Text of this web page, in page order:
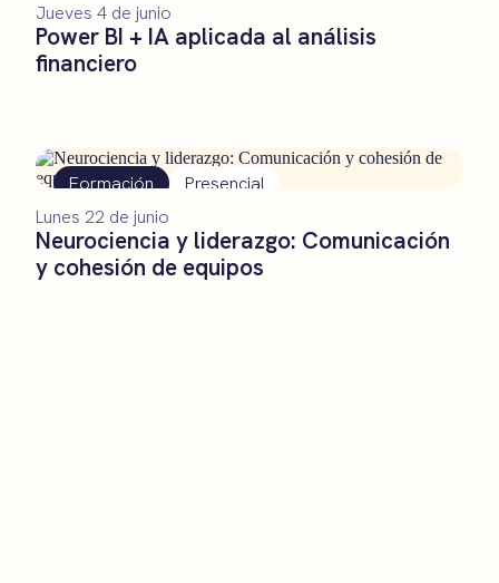
Power BI + IA aplicada al análisis
financiero
Jueves 4 de junio
Formación Presencial
Neurociencia y liderazgo: Comunicación
y cohesión de equipos
Lunes 22 de junio